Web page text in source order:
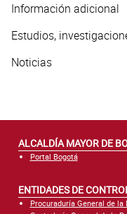
Información adicional
Estudios,
Noticias
ALCALDÍA MAYOR DE
Portal Bogotá
ENTIDADES DE
Procuraduría General de la